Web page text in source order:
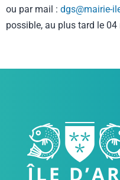
ou par mail : dgs@mairie-
possible, au plus tard le 04